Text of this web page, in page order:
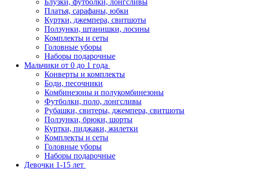
Блузки, футболки, лонгсливы
Платья, сарафаны, юбки
Куртки, джемпера, свитшоты
Ползунки, штанишки, лосины
Комплекты и сеты
Головные уборы
Наборы подарочные
Мальчики от 0 до 1 года
Конверты и комплекты
Боди, песочники
Комбинезоны и полукомбинезоны
Футболки, поло, лонгсливы
Рубашки, свитеры, джемпера, свитшоты
Ползунки, брюки, шорты
Куртки, пиджаки, жилетки
Комплекты и сеты
Головные уборы
Наборы подарочные
Девочки 1-15 лет